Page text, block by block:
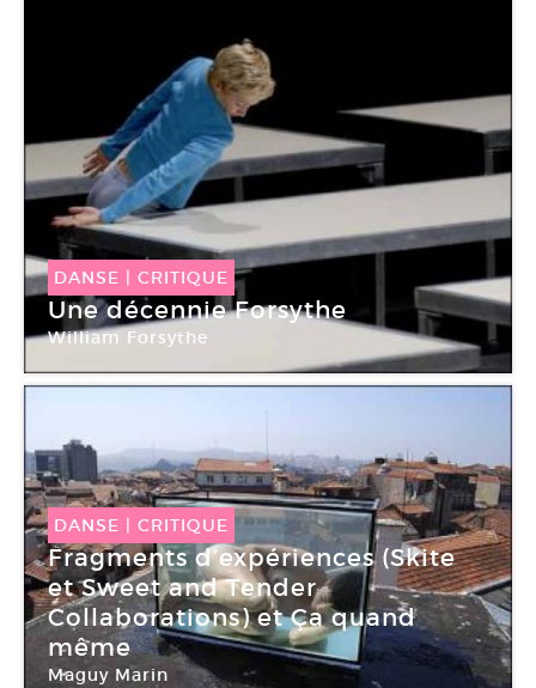
DANSE | CRITIQUE
Une décennie Forsythe
William Forsythe
DANSE CRITIQUE
Fragments d’expériences (Skite
et Sweet and Tender
Collaborations) et Ça quand
même
Maguy Marin